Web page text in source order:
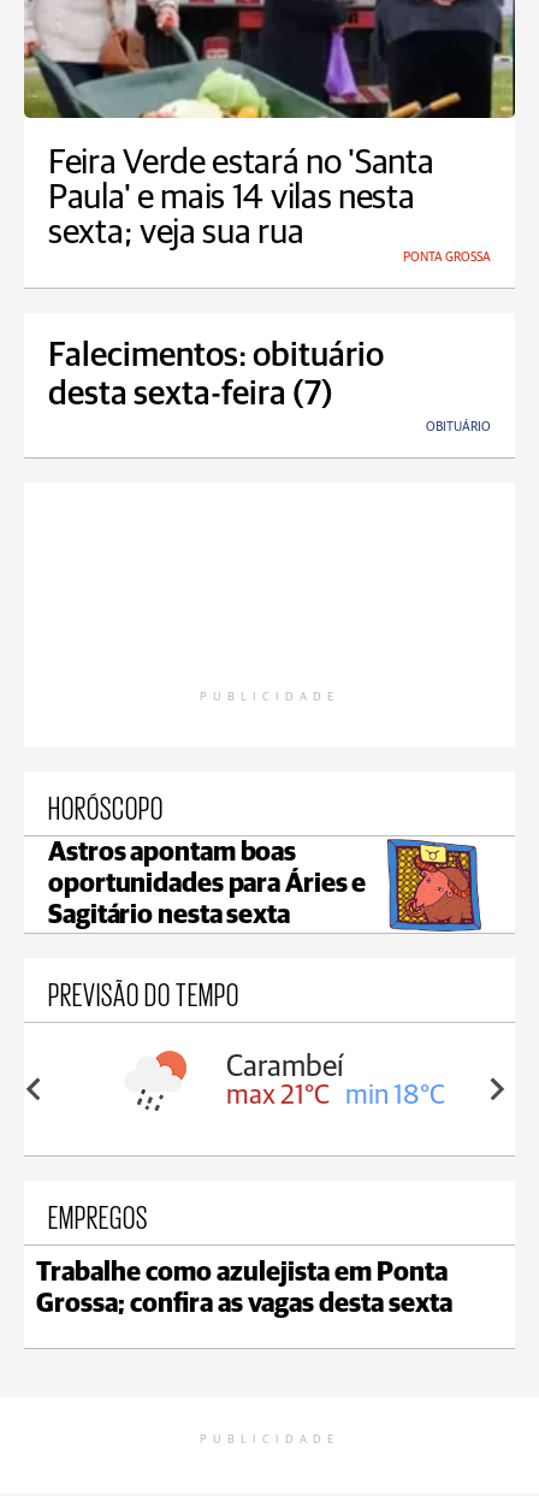
Feira Verde estará no 'Santa
Paula' e mais 14 vilas nesta
sexta; veja sua rua
PONTA GROSSA
Falecimentos: obituário
desta sexta-feira (7)
OBITUÁRIO
PUBLICIDADE
HORÓSCOPO
Astros apontam boas
oportunidades para Áries e
Sagitário nesta sexta
PREVISÃO DO TEMPO
18°C
Carambeí
max 21°C min 18°C
EMPREGOS
Trabalhe como azulejista em Ponta
Grossa; confira as vagas desta sexta
PUBLICIDADE